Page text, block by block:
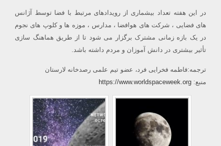
در این هفته تعداد بیشماری از رویدادهای مرتبط با فضا توسط آژانس
های فضایی ، شرکت های هوافضا ، مدارس ، موزه ها و کلوپ های نجوم
در یک بازه زمانی مشترک برگزار می شود تا از طریق هماهنگ سازی
تأثیر بیشتری در دانش آموزان و مردم داشته باشد.
ترجمه:فاطمه فخرایی فرد، عضو تیم علمی رصدخانه لارستان
منبع: https://www.worldspaceweek.org